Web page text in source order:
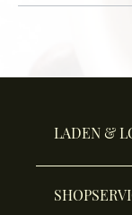
LADEN &